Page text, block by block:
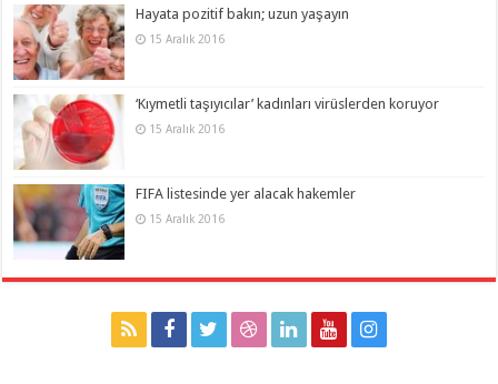
Hayata pozitif bakın; uzun yaşayın
15 Aralık 2016
‘Kıymetli taşıyıcılar’ kadınları virüslerden koruyor
15 Aralık 2016
FIFA listesinde yer alacak hakemler
15 Aralık 2016